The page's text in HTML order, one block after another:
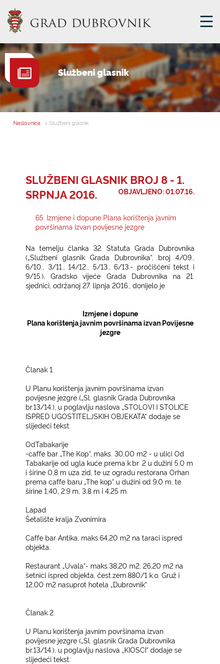
GRADSKA UPRAVA
GRADONAČELNIK
MJESNA SAMOUPRAVA
E-USLUGE
Službeni glasnik
Naslovnica > Službeni glasnik
SLUŽBENI GLASNIK BROJ 8 - 1.
SRPNJA 2016.
OBJAVLJENO: 01.07.16.
65. Izmjene i dopune Plana korištenja javnim
površinama izvan povijesne jezgre
Na temelju članka 32. Statuta Grada Dubrovnika
(„Službeni glasnik Grada Dubrovnika“, broj 4/09.,
6/10., 3/11., 14/12., 5/13., 6/13.- pročišćeni tekst i
9/15.),Gradsko vijeće Grada Dubrovnika na 21.
sjednici, održanoj 27. lipnja 2016., donijelo je
Izmjene i dopune
Plana korištenja javnim površinama izvan Povijesne
jezgre
Članak 1.
U Planu korištenja javnim površinama izvan
povijesne jezgre („Sl. glasnik Grada Dubrovnika
br.13/14.), u poglavlju naslova „STOLOVI I STOLICE
ISPRED UGOSTITELJSKIH OBJEKATA“ dodaje se
slijedeći tekst:
OdTabakarije
-caffe bar „The Kop“, maks. 30,00 m2 - u ulici Od
Tabakarije od ugla kuće prema k.br. 2 u dužini 5,0 m
i širine 0,8 m uza zid, te uz ogradu restorana Orhan
prema caffe baru „The kop“ u dužini od 9,0 m, te
širine 1,40, 2,9 m, 3,8 m i 4,25 m.
Lapad
Šetalište kralja Zvonimira
Caffe bar Antika, maks.64,20 m2 na taraci ispred
objekta.
Restaurant „Uvala“- maks.38,20 m2, 26,20 m2 na
šetnici ispred objekta, čest.zem.880/1 k.o. Gruž i
12,00 m2 nasuprot hotela „Dubrovnik“
Članak 2.
U Planu korištenja javnim površinama izvan
povijesne jezgre („Sl. glasnik Grada Dubrovnika
br.13/14.), u poglavlju naslova „KIOSCI“ dodaje se
slijedeći tekst: